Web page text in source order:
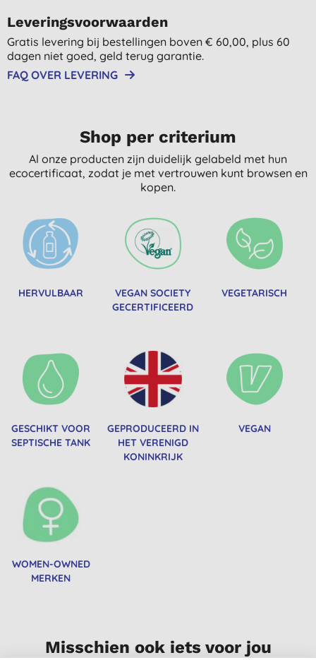
Leveringsvoorwaarden
Gratis levering bij bestellingen boven € 60,00, plus 60
dagen niet goed, geld terug garantie.
FAQ OVER LEVERING
Shop per criterium
Al onze producten zijn duidelijk gelabeld met hun
ecocertificaat, zodat je met vertrouwen kunt browsen en
kopen.
HERVULBAAR
VEGAN SOCIETY
GECERTIFICEERD
VEGETARISCH
GESCHIKT VOOR
SEPTISCHE TANK
GEPRODUCEERD IN
HET VERENIGD
KONINKRIJK
VEGAN
WOMEN-OWNED
MERKEN
Misschien ook iets voor jou